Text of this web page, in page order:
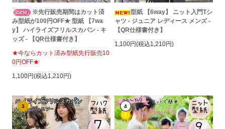
※先行販売期間はカット済
み型紙が100円OFF★ 型紙 【7wa
y】 ハイライズフリルスカパン - キ
ッズ - 【QR仕様書付き】
★今ならカット済み型紙先行販売10
0円OFF★
1,100円(税込1,210円)
型紙 【6way】 ニット入門Tシ
ャツ - ジュニア レディース メンズ -
【QR仕様書付き】
1,100円(税込1,210円)
3 4